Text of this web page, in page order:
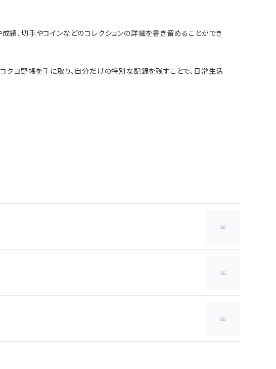
績、切手やコインなどのコレクションの詳細を書き留めることができ
クヨ野帳を手に取り、自分だけの特別な記録を残すことで、日常生活